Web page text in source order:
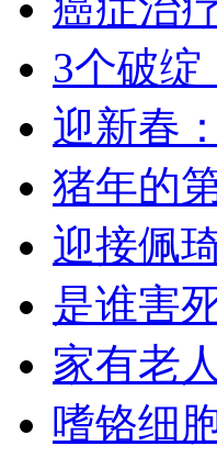
3个破绽
迎新春
猪年的
迎接佩
是谁害
家有老
嗜铬细